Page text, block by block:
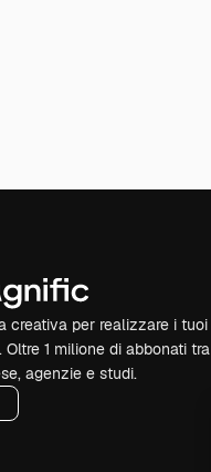
creativa per realizzare i tuoi
1 milione di abbonati tra
agenzie e studi.